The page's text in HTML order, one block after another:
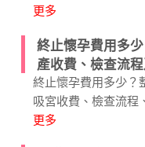
更多
終止懷孕費用多
產收費、檢查流
終止懷孕費用多少？
吸宮收費、檢查流程
更多